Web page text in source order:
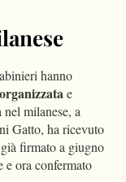
hanno
e
nel milanese, a
Gatto, ha ricevuto
firmato a giugno
e ora confermato